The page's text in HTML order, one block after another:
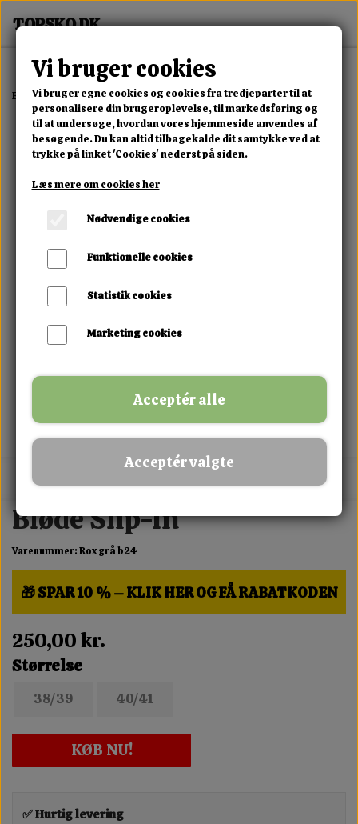
Forside Dame Alle Damesko Bløde Slip-In
MIX FRIT · KØB 3 BETAL FOR 2
Bløde Slip-In
Varenummer: Rox grå b24
🎁 SPAR 10 % – KLIK HER OG FÅ RABATKODEN
250,00 kr.
Størrelse
38/39 40/41
KØB NU!
✅ Hurtig levering
Vi bruger cookies
Vi bruger egne cookies og cookies fra tredjeparter til at
personalisere din brugeroplevelse, til markedsføring og
til at undersøge, hvordan vores hjemmeside anvendes af
besøgende. Du kan altid tilbagekalde dit samtykke ved at
trykke på linket 'Cookies' nederst på siden.
Læs mere om cookies her
Nødvendige cookies
Funktionelle cookies
Statistik cookies
Marketing cookies
Acceptér alle
Acceptér valgte